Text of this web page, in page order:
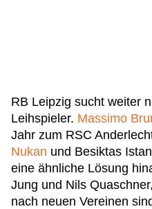
RB Leipzig sucht weiter
Leihspieler. Massimo
Jahr zum RSC
Nukan und Besiktas
eine ähnliche Lösung
Jung und Nils
nach neuen Vereinen